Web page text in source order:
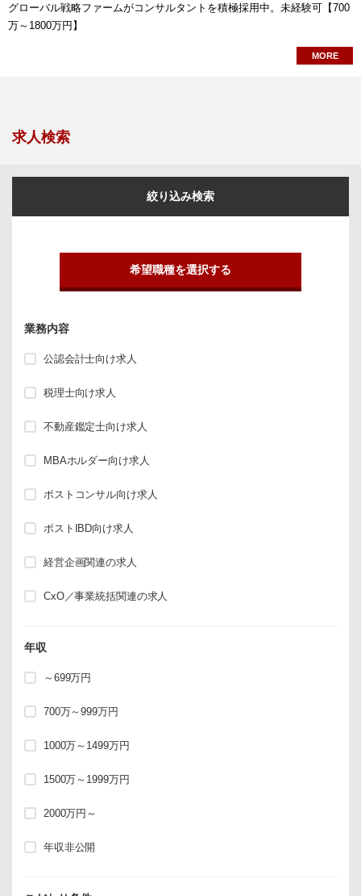
グローバル戦略ファームがコンサルタントを積極採用中。未経験可【700
万～1800万円】
MORE
求人検索
絞り込み検索
希望職種を選択する
業務内容
公認会計士向け求人
税理士向け求人
不動産鑑定士向け求人
MBAホルダー向け求人
ポストコンサル向け求人
ポストIBD向け求人
経営企画関連の求人
CxO／事業統括関連の求人
年収
～699万円
700万～999万円
1000万～1499万円
1500万～1999万円
2000万円～
年収非公開